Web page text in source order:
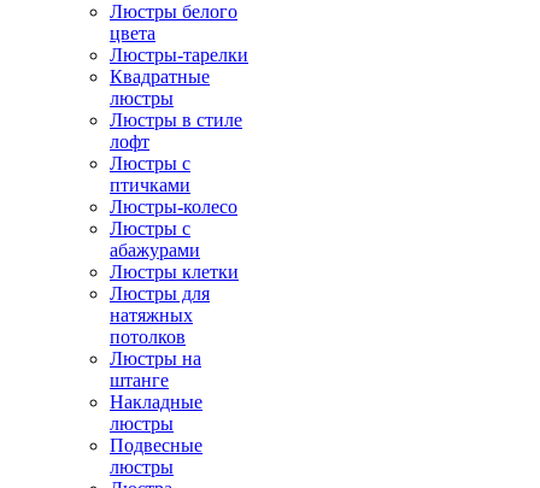
Люстры белого
цвета
Люстры-тарелки
Квадратные
люстры
Люстры в стиле
лофт
Люстры с
птичками
Люстры-колесо
Люстры с
абажурами
Люстры клетки
Люстры для
натяжных
потолков
Люстры на
штанге
Накладные
люстры
Подвесные
люстры